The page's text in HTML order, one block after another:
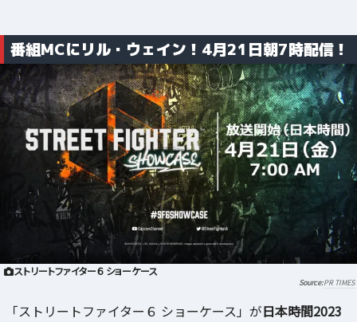
番組MCにリル・ウェイン！4月21日朝7時配信！
ストリートファイター６ ショーケース
PR TIMES
「ストリートファイター６ ショーケース」が日本時間2023